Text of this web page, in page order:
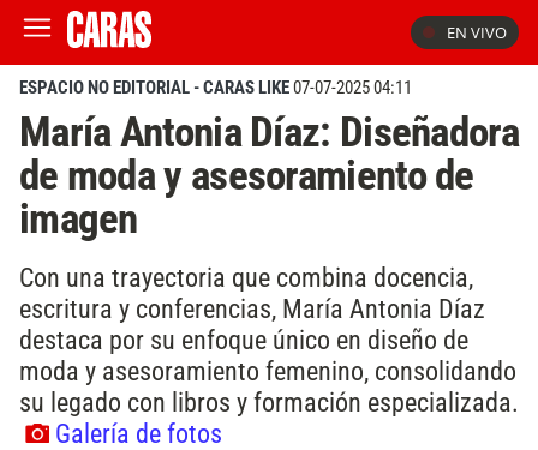
EN VIVO
ESPACIO NO EDITORIAL - CARAS LIKE07-07-2025 04:11
María Antonia Díaz: Diseñadora
de moda y asesoramiento de
imagen
Con una trayectoria que combina docencia,
escritura y conferencias, María Antonia Díaz
destaca por su enfoque único en diseño de
moda y asesoramiento femenino, consolidando
su legado con libros y formación especializada.
Galería de fotos